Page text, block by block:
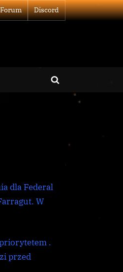
Forum Discord
Toggle
search
dla Federal
W
.
przed